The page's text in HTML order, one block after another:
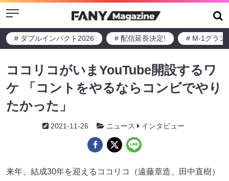
Menu
# ダブルインパクト2026 # 配信延長決定! # M-1グラン
ココリコがいまYouTube開設するワ
ケ 「コントをやるならコンビでやり
たかった」
2021-11-26 ニュース インタビュー
来年、結成30年を迎えるココリコ（遠藤章造、田中直樹）